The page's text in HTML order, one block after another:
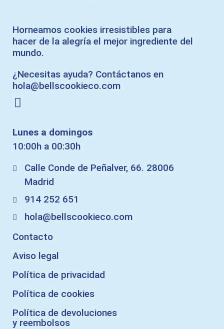
Horneamos cookies irresistibles para
hacer de la alegría el mejor ingrediente del
mundo.
¿Necesitas ayuda? Contáctanos en
hola@bellscookieco.com
Lunes a domingos
10:00h a 00:30h
Calle Conde de Peñalver, 66. 28006
Madrid
914 252 651
hola@bellscookieco.com
Contacto
Aviso legal
Política de privacidad
Política de cookies
Política de devoluciones
y reembolsos